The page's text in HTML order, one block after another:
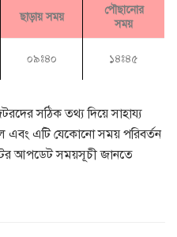
ছাড়ায় সময়
পৌছানোর
সময়
০৯ঃ৪০ ১৪ঃ৪৫
সঠিক তথ্য দিয়ে সাহায্য
এবং এটি যেকোনো সময় পরিবর্তন
আপডেট সময়সূচী জানতে